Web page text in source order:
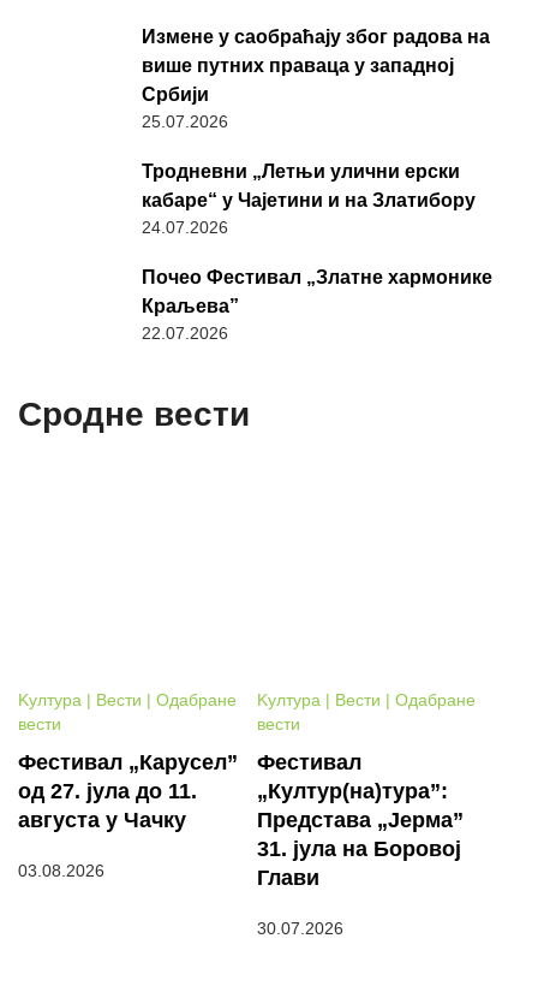
Измене у саобраћају због радова на
више путних праваца у западној
Србији
25.07.2026
Тродневни „Летњи улични ерски
кабаре“ у Чајетини и на Златибору
24.07.2026
Почео Фестивал „Златне хармонике
Краљева”
22.07.2026
Сродне вести
Kултура | Вести | Одабране
вести
Фестивал „Карусел”
од 27. јула до 11.
августа у Чачку
03.08.2026
Kултура | Вести | Одабране
вести
Фестивал
„Култур(на)тура”:
Представа „Јерма”
31. јула на Боровој
Глави
30.07.2026